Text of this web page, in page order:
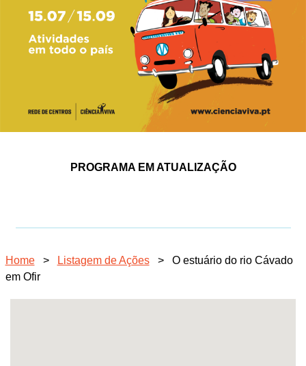
PROGRAMA EM ATUALIZAÇÃO
Home > Listagem de Ações >
O estuário do rio Cávado
em Ofir